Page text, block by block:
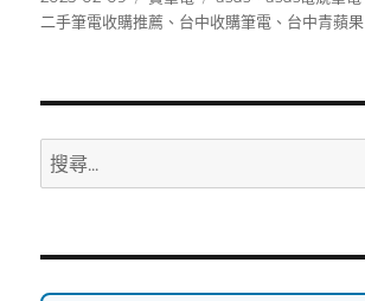
e
o
o
k
te
佈
類
籤
二手筆電收購推薦 、 台中收購筆電 、 台中青蘋果
搜
尋
鍵
字: